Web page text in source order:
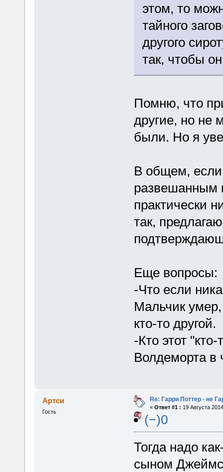
этом, то
тайного
другого
так, чтобы
Помню, что
другие, но не
были. Но я
В общем, если
развешанным
практически
так,
Еще вопросы:
-Что если
Мальчик умер,
кто-то другой.
-Кто этот
Волдеморта в
Артси
Гость
Re: Гарри Поттер - не
« Ответ #1 : 19 Августа
(−)0
Тогда надо
сыном